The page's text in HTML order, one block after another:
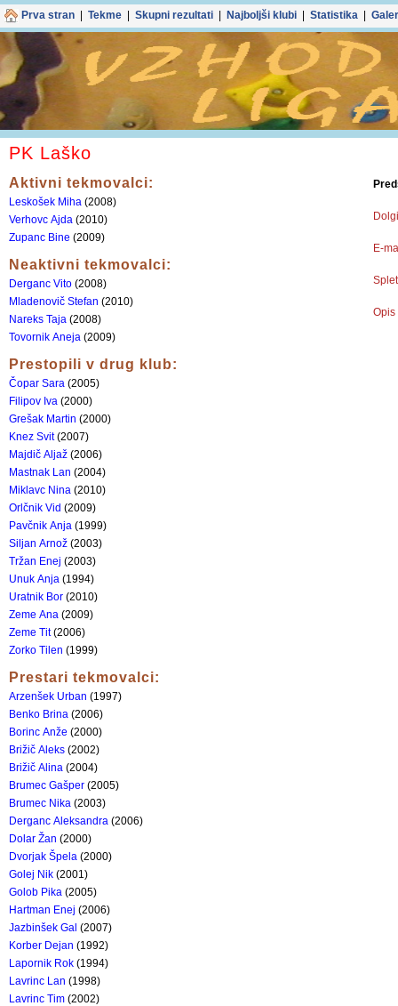
Prva stran Tekme Skupni rezultati Najboljši klubi Statistika
PK Laško
Aktivni tekmovalci:
Leskošek Miha (2008)
Verhovc Ajda (2010)
Zupanc Bine (2009)
Neaktivni tekmovalci:
Derganc Vito (2008)
Mladenovič Stefan (2010)
Nareks Taja (2008)
Tovornik Aneja (2009)
Prestopili v drug klub:
Čopar Sara (2005)
Filipov Iva (2000)
Grešak Martin (2000)
Knez Svit(2007)
Majdič Aljaž (2006)
Mastnak Lan (2004)
Miklavc Nina (2010)
Orlčnik Vid (2009)
Pavčnik Anja (1999)
Siljan Arnož (2003)
Tržan Enej (2003)
Unuk Anja (1994)
Uratnik Bor (2010)
Zeme Ana (2009)
Zeme Tit(2006)
Zorko Tilen (1999)
Prestari tekmovalci:
Arzenšek Urban (1997)
Benko Brina (2006)
Borinc Anže (2000)
Brižič Aleks (2002)
Brižič Alina (2004)
Brumec Gašper (2005)
Brumec Nika (2003)
Derganc Aleksandra (2006)
Dolar Žan (2000)
Dvorjak Špela (2000)
Golej Nik (2001)
Golob Pika (2005)
Hartman Enej (2006)
Jazbinšek Gal (2007)
Korber Dejan (1992)
Lapornik Rok (1994)
Lavrinc Lan (1998)
Lavrinc Tim (2002)
E-
Opis